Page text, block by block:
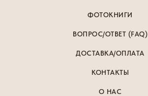
ФОТОКНИГИ
ВОПРОС/ОТВЕТ (FAQ)
ДОСТАВКА/ОПЛАТА
КОНТАКТЫ
О НАС